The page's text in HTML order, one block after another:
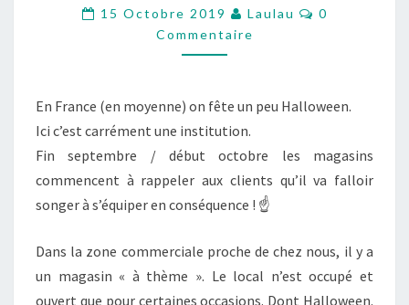
CALIFORNIE
15 Octobre 2019 Laulau
0
Commentaire
En France (en moyenne) on fête un peu Halloween.
Ici c’est carrément une institution.
Fin septembre / début octobre les magasins
commencent à rappeler aux clients qu’il va falloir
songer à s’équiper en conséquence ! ☝️
Dans la zone commerciale proche de chez nous, il y a
un magasin « à thème ». Le local n’est occupé et
ouvert que pour certaines occasions. Dont Halloween.